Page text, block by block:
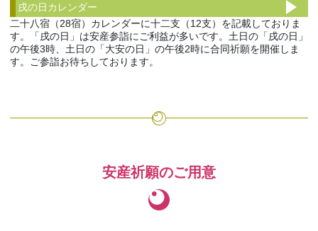
戌の日カレンダー
二十八宿（28宿）カレンダーに十二支（12支）を記載しておりま
す。「戌の日」は安産参詣にご利益が多いです。土日の「戌の日」
の午後3時、土日の「大安の日」の午後2時に合同祈願を開催しま
す。ご参詣お待ちしております。
安産祈願のご用意